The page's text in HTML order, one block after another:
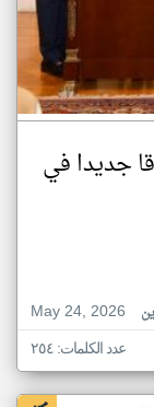
جديدا في
May 24, 2026
عدد الكلمات: ٢٥٤